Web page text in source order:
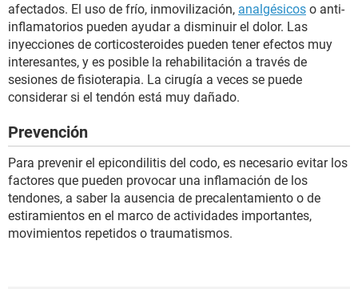
afectados. El uso de frío, inmovilización, analgésicos o anti-
inflamatorios pueden ayudar a disminuir el dolor. Las
inyecciones de corticosteroides pueden tener efectos muy
interesantes, y es posible la rehabilitación a través de
sesiones de fisioterapia. La cirugía a veces se puede
considerar si el tendón está muy dañado.
Prevención
Para prevenir el epicondilitis del codo, es necesario evitar los
factores que pueden provocar una inflamación de los
tendones, a saber la ausencia de precalentamiento o de
estiramientos en el marco de actividades importantes,
movimientos repetidos o traumatismos.